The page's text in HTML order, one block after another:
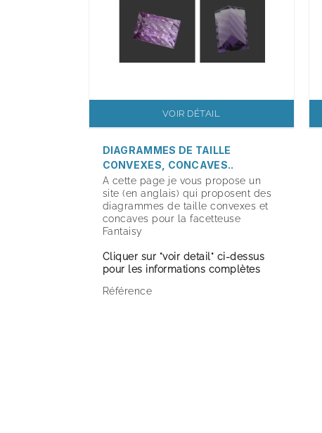
VOIR DÉTAIL
DIAGRAMMES DE TAILLE
CONVEXES, CONCAVES..
A cette page je vous propose un
site (en anglais) qui proposent des
diagrammes de taille convexes et
concaves pour la facetteuse
Fantaisy
Cliquer sur "voir detail" ci-dessus
pour les informations complètes
Référence